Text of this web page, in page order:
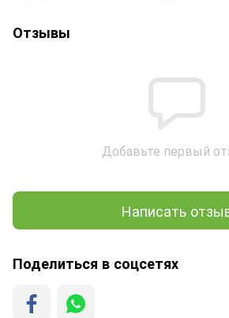
Отзывы
Добавьте первый
Написать
Поделиться в соцсетях